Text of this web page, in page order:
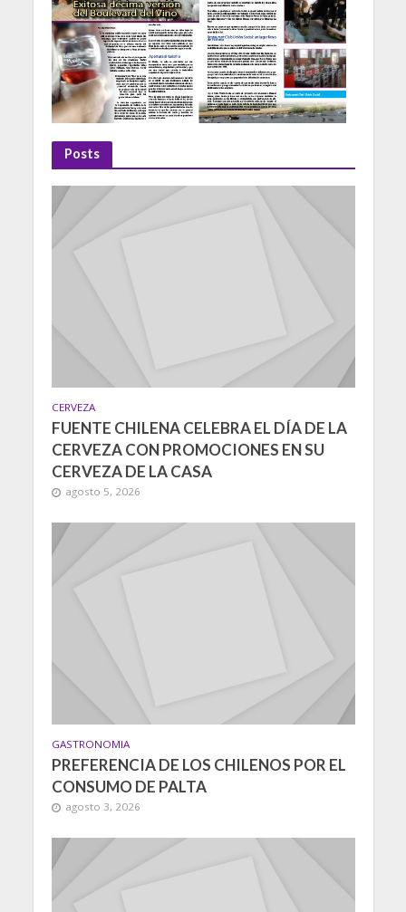
Posts
CERVEZA
FUENTE CHILENA CELEBRA EL DÍA DE LA
CERVEZA CON PROMOCIONES EN SU
CERVEZA DE LA CASA
agosto 5, 2026
GASTRONOMIA
PREFERENCIA DE LOS CHILENOS POR EL
CONSUMO DE PALTA
agosto 3, 2026